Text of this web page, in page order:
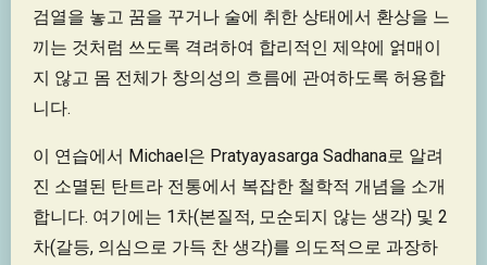
검열을 놓고 꿈을 꾸거나 술에 취한 상태에서 환상을 느
끼는 것처럼 쓰도록 격려하여 합리적인 제약에 얽매이
지 않고 몸 전체가 창의성의 흐름에 관여하도록 허용합
니다.
이 연습에서 Michael은 Pratyayasarga Sadhana로 알려
진 소멸된 탄트라 전통에서 복잡한 철학적 개념을 소개
합니다. 여기에는 1차(본질적, 모순되지 않는 생각) 및 2
차(갈등, 의심으로 가득 찬 생각)를 의도적으로 과장하